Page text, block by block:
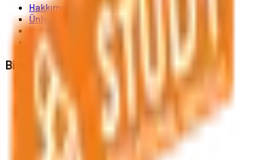
Hakkımızda
Üniversiteler
Haberler
İletişim
Bize Ulaşın
Al. Jerozolimskie 91, 02-001 Varşova
info@polandstudy.com